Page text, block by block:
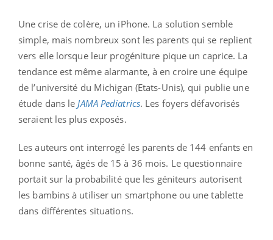
Une crise de colère, un iPhone. La solution semble
simple, mais nombreux sont les parents qui se replient
vers elle lorsque leur progéniture pique un caprice. La
tendance est même alarmante, à en croire une équipe
de l’université du Michigan (Etats-Unis), qui publie une
étude dans le JAMA Pediatrics. Les foyers défavorisés
seraient les plus exposés.
Les auteurs ont interrogé les parents de 144 enfants en
bonne santé, âgés de 15 à 36 mois. Le questionnaire
portait sur la probabilité que les géniteurs autorisent
les bambins à utiliser un smartphone ou une tablette
dans différentes situations.